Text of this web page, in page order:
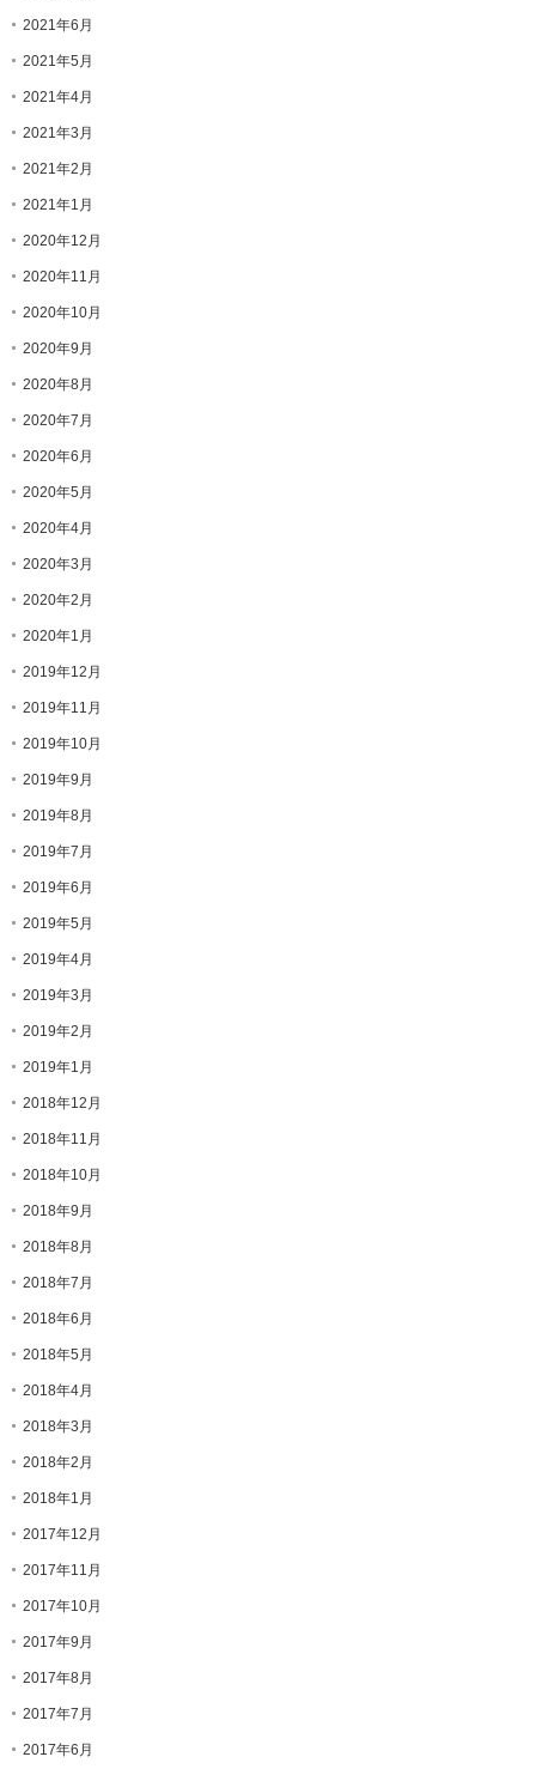
2021年6月
2021年5月
2021年4月
2021年3月
2021年2月
2021年1月
2020年12月
2020年11月
2020年10月
2020年9月
2020年8月
2020年7月
2020年6月
2020年5月
2020年4月
2020年3月
2020年2月
2020年1月
2019年12月
2019年11月
2019年10月
2019年9月
2019年8月
2019年7月
2019年6月
2019年5月
2019年4月
2019年3月
2019年2月
2019年1月
2018年12月
2018年11月
2018年10月
2018年9月
2018年8月
2018年7月
2018年6月
2018年5月
2018年4月
2018年3月
2018年2月
2018年1月
2017年12月
2017年11月
2017年10月
2017年9月
2017年8月
2017年7月
2017年6月